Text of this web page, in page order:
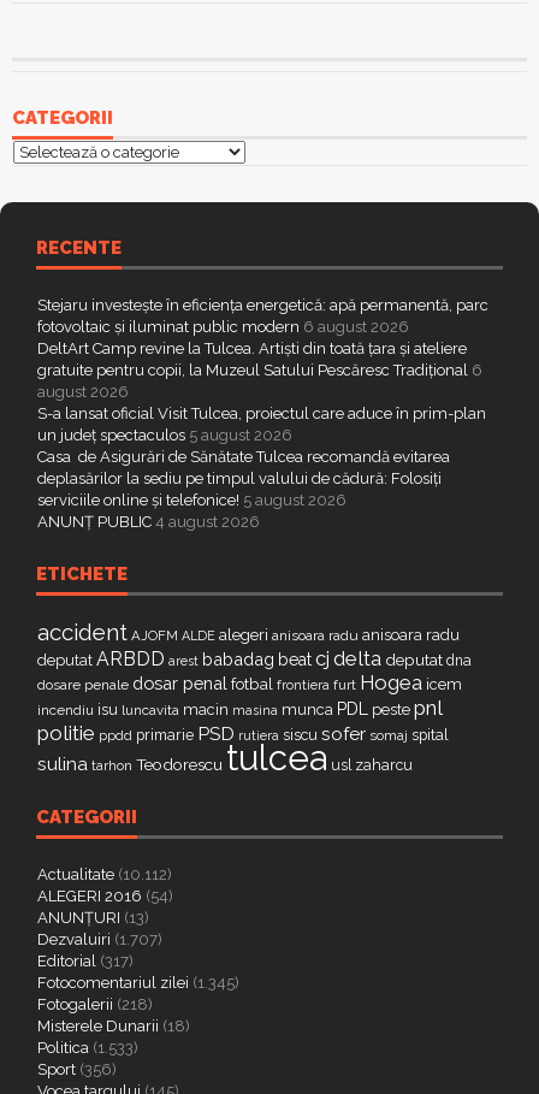
CATEGORII
Categorii
RECENTE
Stejaru investește în eficiența energetică: apă permanentă, parc
fotovoltaic și iluminat public modern 6 august 2026
DeltArt Camp revine la Tulcea. Artiști din toată țara și ateliere
gratuite pentru copii, la Muzeul Satului Pescăresc Tradițional 6
august 2026
S-a lansat oficial Visit Tulcea, proiectul care aduce în prim-plan
un județ spectaculos 5 august 2026
Casa de Asigurări de Sănătate Tulcea recomandă evitarea
deplasărilor la sediu pe timpul valului de cădură: Folosiți
serviciile online și telefonice! 5 august 2026
ANUNȚ PUBLIC 4 august 2026
ETICHETE
accident AJOFM ALDE alegeri anisoara radu anisoara radu
deputat ARBDD arest babadag beatcj delta deputat dna
dosare penale dosar penal fotbal frontiera furt Hogea icem
incendiu isu luncavita macin masina munca PDL peste pnl
politie ppdd primarie PSD rutiera siscu sofer somaj spital
sulina tarhon Teodorescu tulcea usl zaharcu
CATEGORII
Actualitate (10.112)
ALEGERI 2016 (54)
ANUNȚURI (13)
Dezvaluiri (1.707)
Editorial (317)
Fotocomentariul zilei (1.345)
Fotogalerii (218)
Misterele Dunarii (18)
Politica (1.533)
Sport (356)